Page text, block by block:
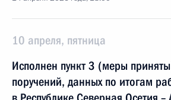
10 апреля, пятница
Исполнен пункт 3 (меры
поручений, данных по итогам